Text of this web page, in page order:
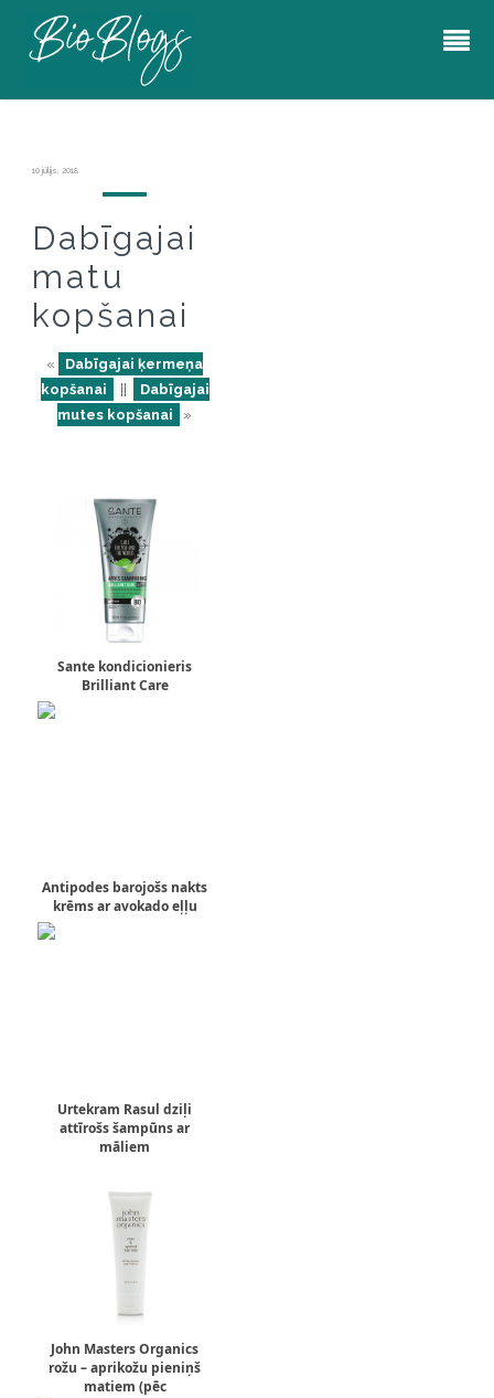
10 jūlijs, 2018
Dabīgajai
matu
kopšanai
«
Dabīgajai ķermeņa
kopšanai
Dabīgajai
mutes kopšanai
»
Sante kondicionieris
Brilliant Care
Antipodes barojošs nakts
krēms ar avokado eļļu
Urtekram Rasul dziļi
attīrošs šampūns ar
māliem
John Masters Organics
rožu – aprikožu pieniņš
matiem (pēc